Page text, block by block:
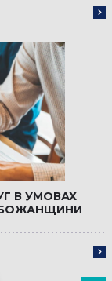
В УМОВАХ